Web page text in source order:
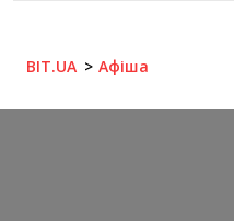
BIT.UA Афіша